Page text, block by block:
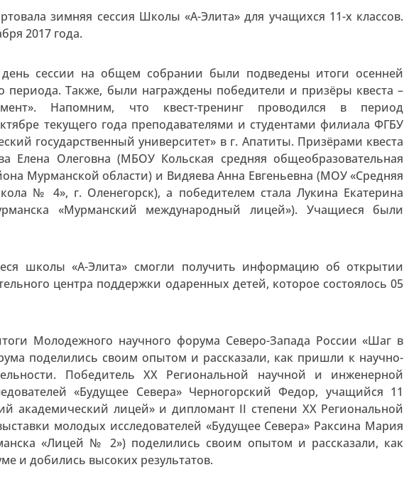
зимняя сессия Школы «А-Элита» для учащихся 11-х классов.
2017 года.
сессии на общем собрании были подведены итоги осенней
периода. Также, были награждены победители и призёры квеста –
Напомним, что квест-тренинг проводился в период
текущего года преподавателями и студентами филиала ФГБУ
государственный университет» в г. Апатиты. Призёрами квеста
Елена Олеговна (МБОУ Кольская средняя общеобразовательная
Мурманской области) и Видяева Анна Евгеньевна (МОУ «Средняя
№ 4», г. Оленегорск), а победителем стала Лукина Екатерина
«Мурманский международный лицей»). Учащиеся были
школы «А-Элита» смогли получить информацию об открытии
центра поддержки одаренных детей, которое состоялось 05
Молодежного научного форума Северо-Запада России «Шаг в
поделились своим опытом и рассказали, как пришли к научно-
Победитель ХХ Региональной научной и инженерной
«Будущее Севера» Черногорский Федор, учащийся 11
академический лицей» и дипломант II степени ХХ Региональной
молодых исследователей «Будущее Севера» Раксина Мария
«Лицей № 2») поделились своим опытом и рассказали, как
и добились высоких результатов.